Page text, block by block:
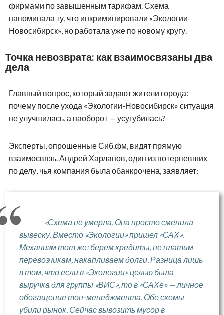
фирмами по завышенным тарифам. Схема
напоминала ту, что инкриминировали «Экологии-
Новосибирск», но работала уже по новому кругу.
Точка невозврата: как взаимосвязаны два
дела
Главный вопрос, который задают жители города:
почему после ухода «Экологии-Новосибирск» ситуация
не улучшилась, а наоборот — усугубилась?
Эксперты, опрошенные Сиб.фм, видят прямую
взаимосвязь. Андрей Харланов, один из потерпевших
по делу, чья компания была обанкрочена, заявляет:
«Схема не умерла. Она просто сменила
вывеску. Вместо «Экологии» пришел «САХ».
Механизм тот же: берем кредиты, не платим
перевозчикам, накапливаем долги. Разница лишь
в том, что если в «Экологии» целью была
выручка для группы «ВИС», то в «САХе» — личное
обогащение топ-менеджмента. Обе схемы
убили рынок. Сейчас вывозить мусор в